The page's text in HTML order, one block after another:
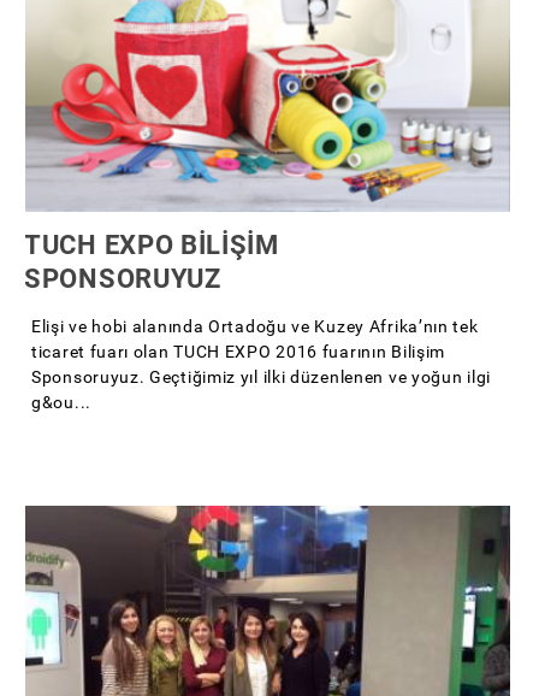
TUCH EXPO BİLİŞİM
SPONSORUYUZ
Elişi ve hobi alanında Ortadoğu ve Kuzey Afrika’nın tek
ticaret fuarı olan TUCH EXPO 2016 fuarının Bilişim
Sponsoruyuz. Geçtiğimiz yıl ilki düzenlenen ve yoğun ilgi
g&ou...